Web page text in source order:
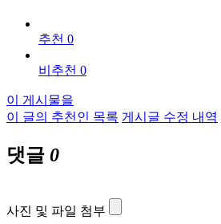
추천 0
비추천 0
이 게시물을
이 글의 추천인 목록 게시글 수정 내역
댓글 0
사진 및 파일 첨부